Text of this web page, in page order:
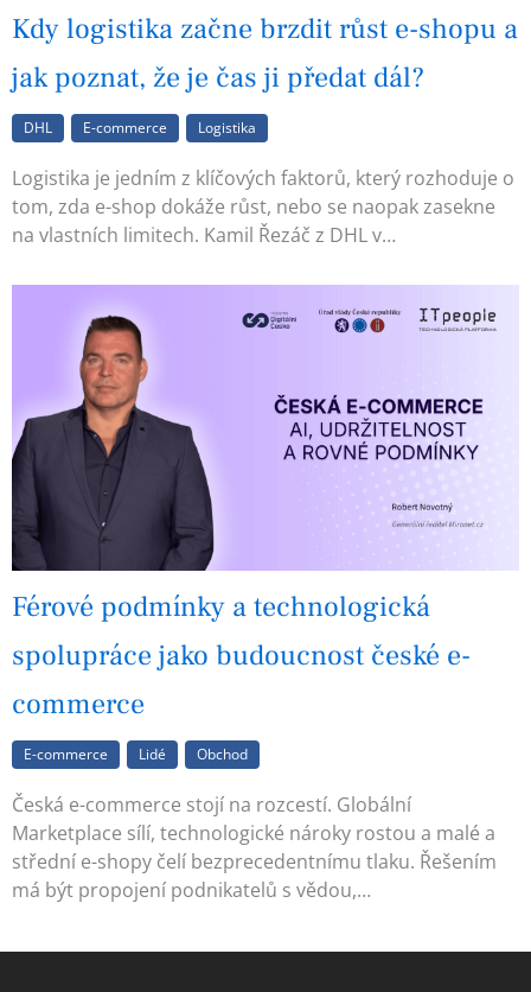
Kdy logistika začne brzdit růst e-shopu a
jak poznat, že je čas ji předat dál?
DHL E-commerce Logistika
Logistika je jedním z klíčových faktorů, který rozhoduje o
tom, zda e-shop dokáže růst, nebo se naopak zasekne
na vlastních limitech. Kamil Řezáč z DHL v…
Férové podmínky a technologická
spolupráce jako budoucnost české e-
commerce
E-commerce Lidé Obchod
Česká e-commerce stojí na rozcestí. Globální
Marketplace sílí, technologické nároky rostou a malé a
střední e-shopy čelí bezprecedentnímu tlaku. Řešením
má být propojení podnikatelů s vědou,…